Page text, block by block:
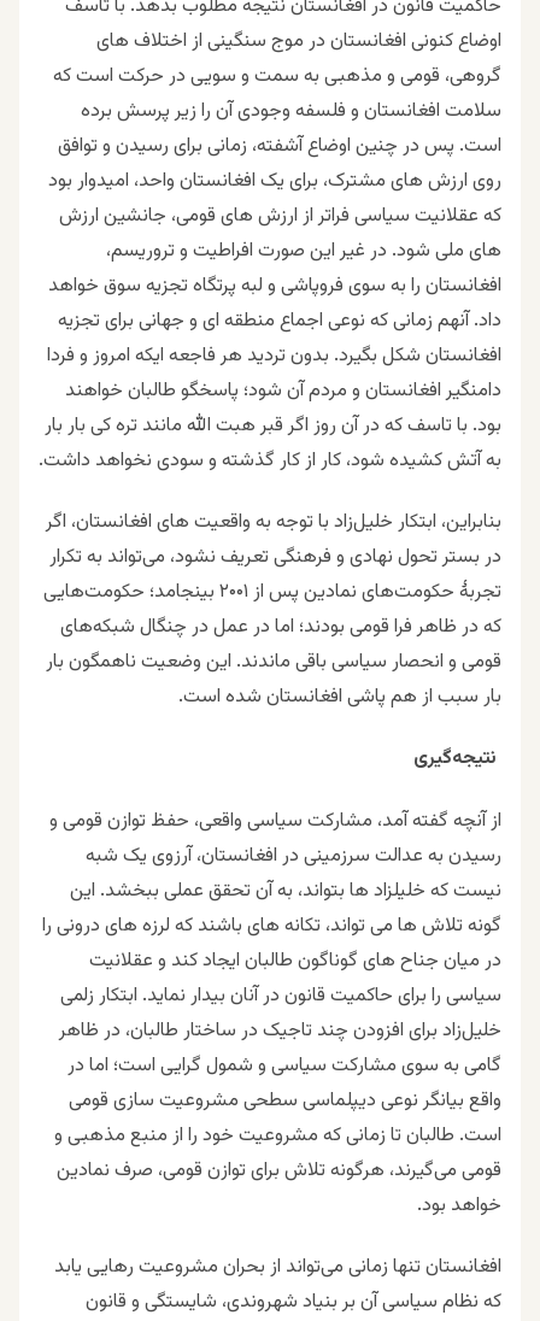
حاکمیت قانون در افغانستان نتیجه مطلوب بدهد. با تاسف
اوضاع کنونی افغانستان در موج سنگینی از اختلاف های
گروهی، قومی و مذهبی به سمت و سویی در حرکت است که
سلامت افغانستان و فلسفه وجودی آن را زیر پرسش برده
است. پس در چنین اوضاع آشفته، زمانی برای رسیدن و توافق
روی ارزش های مشترک، برای یک افغانستان واحد، امیدوار بود
که عقلانیت سیاسی فراتر از ارزش های قومی، جانشین ارزش
های ملی شود. در غیر این صورت افراطیت و تروریسم،
افغانستان را به سوی فروپاشی و لبه پرتگاه تجزیه سوق خواهد
داد. آنهم زمانی که نوعی اجماع منطقه ای و جهانی برای تجزیه
افغانستان شکل بگیرد. بدون تردید هر فاجعه ایکه امروز و فردا
دامنگیر افغانستان و مردم آن شود؛ پاسخگو طالبان خواهند
بود. با تاسف که در آن روز اگر قبر هبت الله مانند تره کی بار بار
به آتش کشیده شود، کار از کار گذشته و سودی نخواهد داشت.
بنابراین، ابتکار خلیل‌زاد با توجه به واقعیت های افغانستان، اگر
در بستر تحول نهادی و فرهنگی تعریف نشود، می‌تواند به تکرار
تجربهٔ حکومت‌های نمادین پس از ۲۰۰۱ بینجامد؛ حکومت‌هایی
که در ظاهر فرا قومی بودند؛ اما در عمل در چنگال شبکه‌های
قومی و انحصار سیاسی باقی ماندند. این وضعیت ناهمگون بار
بار سبب از هم پاشی افغانستان شده است.
نتیجه‌گیری
از آنچه گفته آمد، مشارکت سیاسی واقعی، حفظ توازن قومی و
رسیدن به عدالت سرزمینی در افغانستان، آرزوی یک شبه
نیست که خلیلزاد ها بتواند، به آن تحقق عملی ببخشد. این
گونه تلاش ها می تواند، تکانه های باشند که لرزه های درونی را
در میان جناح های گوناگون طالبان ایجاد کند و عقلانیت
سیاسی را برای حاکمیت قانون در آنان بیدار نماید. ابتکار زلمی
خلیل‌زاد برای افزودن چند تاجیک در ساختار طالبان، در ظاهر
گامی به‌ سوی مشارکت سیاسی و شمول‌ گرایی است؛ اما در
واقع بیانگر نوعی دیپلماسی سطحی مشروعیت‌ سازی قومی
است. طالبان تا زمانی که مشروعیت خود را از منبع مذهبی و
قومی می‌گیرند، هرگونه تلاش برای توازن قومی، صرف نمادین
خواهد بود.
افغانستان تنها زمانی می‌تواند از بحران مشروعیت رهایی یابد
که نظام سیاسی‌ آن بر بنیاد شهروندی، شایستگی و قانون